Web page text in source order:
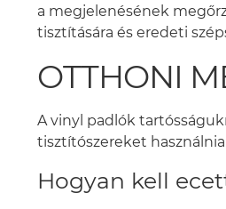
a megjelenésének
tisztítására és eredeti
OTTHONI
A vinyl padlók
tisztítószereket
Hogyan kell